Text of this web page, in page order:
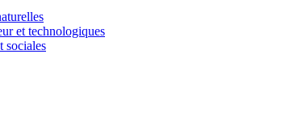
et technologiques
sociales